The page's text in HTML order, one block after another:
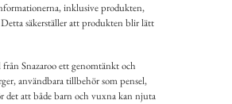
inklusive produkten,
säkerställer att produkten blir lätt
Snazaroo ett genomtänkt och
användbara tillbehör som pensel,
det att både barn och vuxna kan njuta